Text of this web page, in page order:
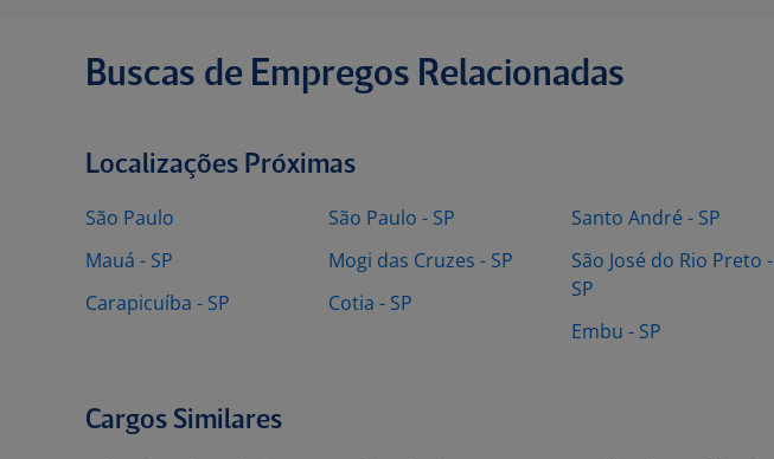
Buscas de Empregos Relacionadas
Localizações Próximas
São Paulo
Mauá - SP
Carapicuíba - SP
São Paulo - SP
Mogi das Cruzes - SP
Cotia - SP
Santo André - SP
São José do Rio Preto -
SP
Embu - SP
Cargos Similares